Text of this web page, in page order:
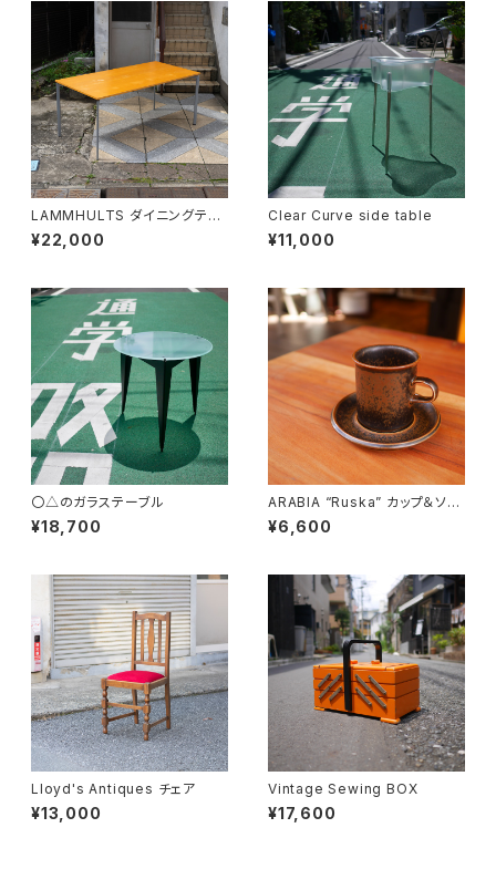
LAMMHULTS ダイニングテー
ブル
¥22,000
Clear Curve side table
¥11,000
〇△のガラステーブル
¥18,700
ARABIA “Ruska” カップ＆ソー
サー
¥6,600
Lloyd's Antiques チェア
¥13,000
Vintage Sewing BOX
¥17,600